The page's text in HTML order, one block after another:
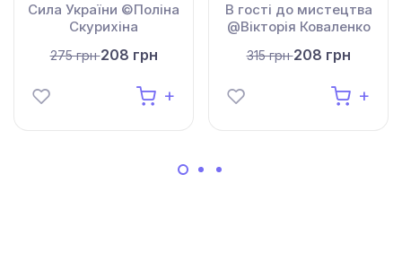
Сила України ©Поліна
Скурихіна
275 грн208 грн
В гості до мистецтва
@Вікторія Коваленко
315 грн208 грн